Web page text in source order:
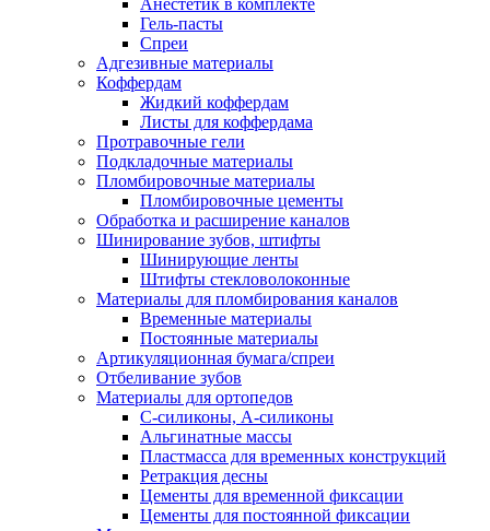
Анестетик в комплекте
Гель-пасты
Спреи
Адгезивные материалы
Коффердам
Жидкий коффердам
Листы для коффердама
Протравочные гели
Подкладочные материалы
Пломбировочные материалы
Пломбировочные цементы
Обработка и расширение каналов
Шинирование зубов, штифты
Шинирующие ленты
Штифты стекловолоконные
Материалы для пломбирования каналов
Временные материалы
Постоянные материалы
Артикуляционная бумага/спреи
Отбеливание зубов
Материалы для ортопедов
C-силиконы, А-силиконы
Альгинатные массы
Пластмасса для временных конструкций
Ретракция десны
Цементы для временной фиксации
Цементы для постоянной фиксации